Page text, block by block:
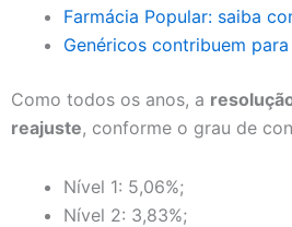
Farmácia Popular: saiba
Genéricos contribuem
Como todos os anos, a
reajuste, conforme o grau de
Nível 1: 5,06%;
Nível 2: 3,83%;